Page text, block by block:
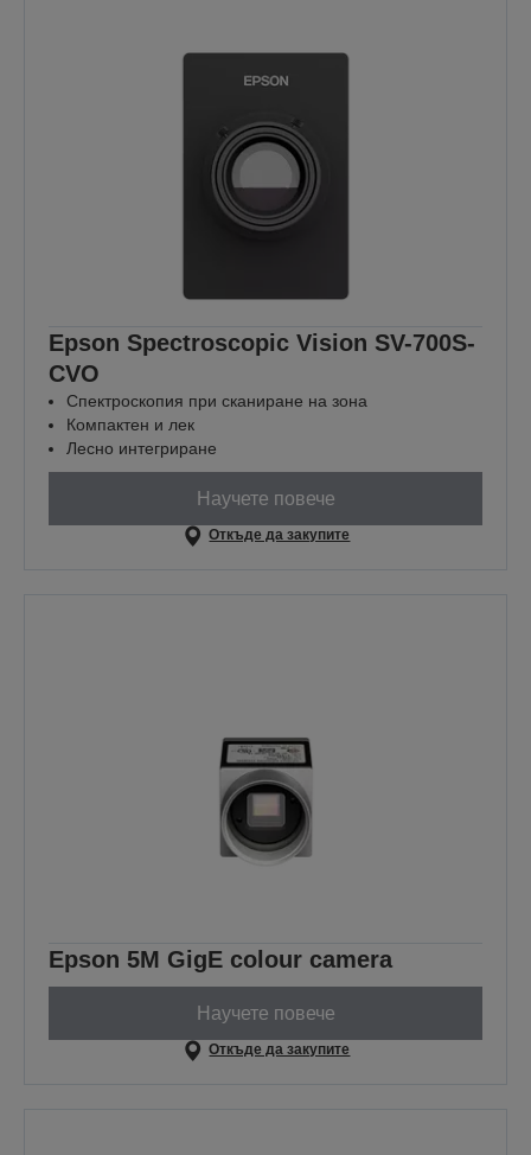
Epson Spectroscopic Vision SV-700S-
CVO
Спектроскопия при сканиране на зона
Компактен и лек
Лесно интегриране
Научете повече
Откъде да закупите
Epson 5M GigE colour camera
Научете повече
Откъде да закупите